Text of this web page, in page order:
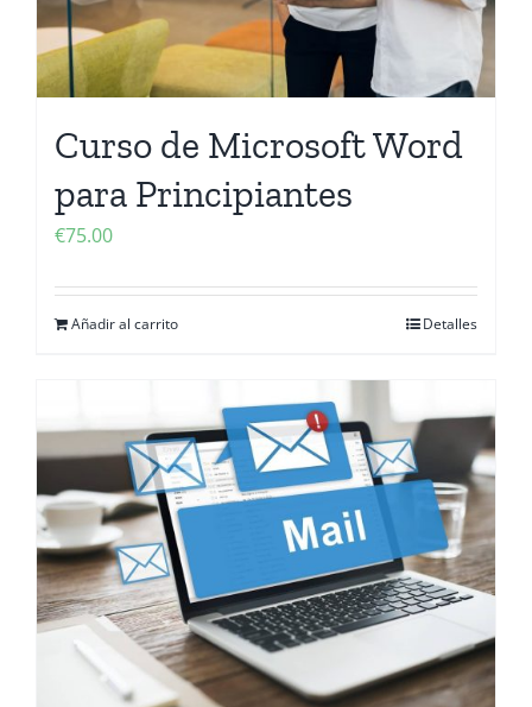
Curso de Microsoft Word
para Principiantes
€75.00
Añadir al carrito Detalles